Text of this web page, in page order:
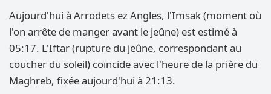
Aujourd'hui à Arrodets ez Angles, l'Imsak (moment où
l'on arrête de manger avant le jeûne) est estimé à
05:17. L'Iftar (rupture du jeûne, correspondant au
coucher du soleil) coïncide avec l'heure de la prière du
Maghreb, fixée aujourd'hui à 21:13.